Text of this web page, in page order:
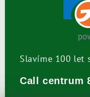
Slavíme 100 let
Call centrum